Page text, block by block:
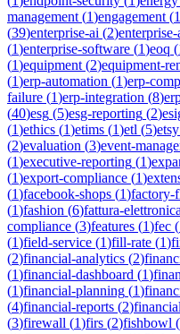
management (1)engagement (1
(39)enterprise-ai (2)
(1)enterprise-software (1)eoq (
(1)equipment (2)equipment-
(1)erp-automation (1)erp-
failure (1)erp-integration (8)
(40)esg (5)esg-reporting (2)
(1)ethics (1)etims (1)etl (5)etsy
(2)evaluation (3)event-
(1)executive-reporting (1)
(1)export-compliance (1)
(1)facebook-shops (1)factory-
(1)fashion (6)fattura-elettronica
compliance (3)features (1)fec (
(1)field-service (1)fill-rate (1)
(2)financial-analytics (2)
(1)financial-dashboard (1)
(1)financial-planning (1)
(4)financial-reports (2)
(3)firewall (1)firs (2)fishbowl (